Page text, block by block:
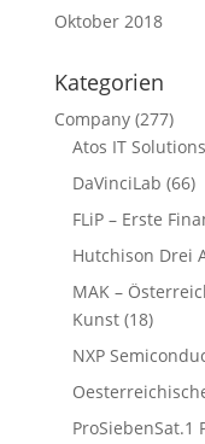
Oktober 2018
Kategorien
Company(277)
Atos IT
DaVinciLab (66)
FLiP – Erste
Hutchison Drei
MAK –
Kunst(18)
NXP
ProSiebenSat.1